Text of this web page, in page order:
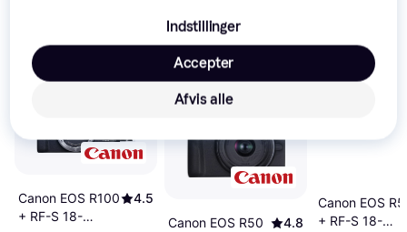
Se vores forslag til andre produkter, der matcher dine
interesser.
Canon EOS R100
+ RF-S 18-
4.5
Canon EOS R50
4.8
Canon EOS
+ RF-S 18-
Indstillinger
Afvis alle
Accepter